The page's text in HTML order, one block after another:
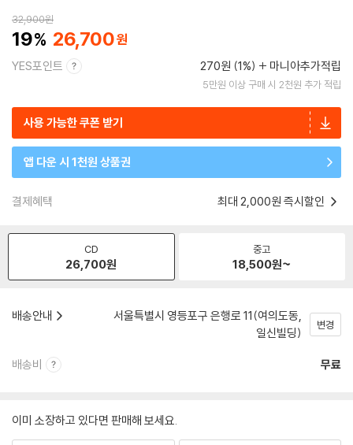
32,900원
19 26,700
YES포인트 270원 (1%) 마니아추가적립
5만원 이상 구매 시 2천원 추가 적립
사용 가능한 쿠폰 받기
앱 다운 시 1천원 상품권
결제혜택 최대 2,000원 즉시할인
CD
26,700원
중고
18,500원~
배송안내
서울특별시 영등포구 은행로 11(여의도동,
일신빌딩)
변경
배송비 무료
이미 소장하고 있다면 판매해 보세요.